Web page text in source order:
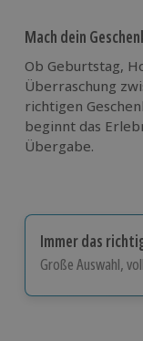
Mach dein
Ob Geburtstag,
Überraschung
richtigen
beginnt das
Übergabe.
Immer das
Große Auswahl,
Große